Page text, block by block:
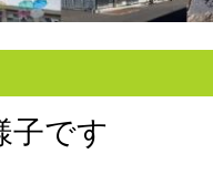
子です